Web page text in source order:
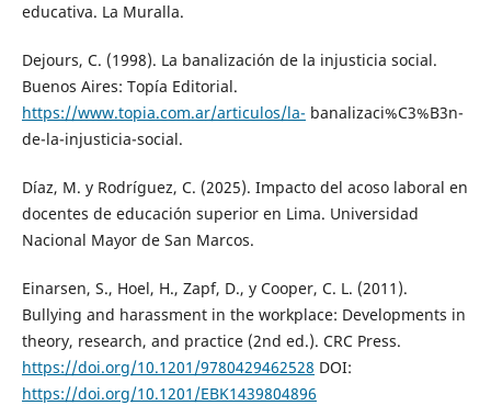
educativa. La Muralla.
Dejours, C. (1998). La banalización de la injusticia social.
Buenos Aires: Topía Editorial.
https://www.topia.com.ar/articulos/la- banalizaci%C3%B3n-
de-la-injusticia-social.
Díaz, M. y Rodríguez, C. (2025). Impacto del acoso laboral en
docentes de educación superior en Lima. Universidad
Nacional Mayor de San Marcos.
Einarsen, S., Hoel, H., Zapf, D., y Cooper, C. L. (2011).
Bullying and harassment in the workplace: Developments in
theory, research, and practice (2nd ed.). CRC Press.
https://doi.org/10.1201/9780429462528 DOI:
https://doi.org/10.1201/EBK1439804896